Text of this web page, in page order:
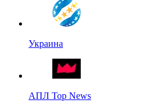
Украина
АПЛ Top News